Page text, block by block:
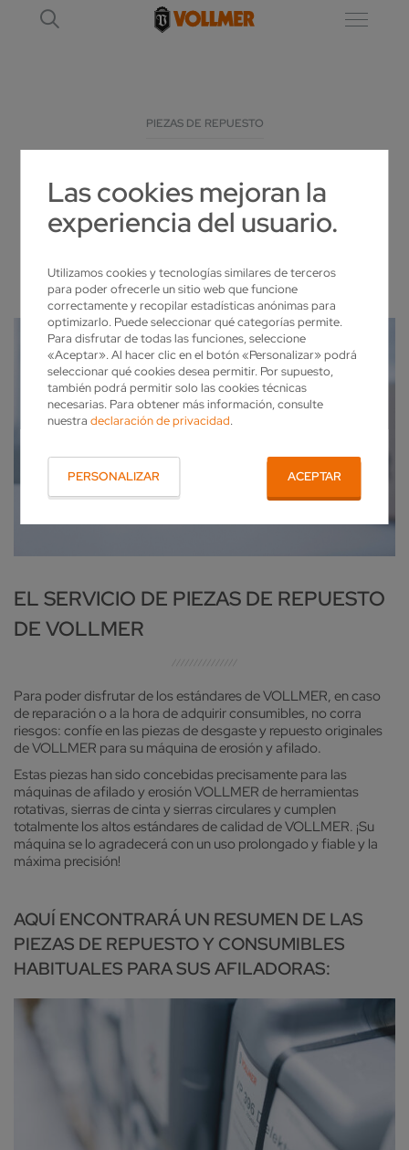
Las cookies mejoran la
experiencia del usuario.
Utilizamos cookies y tecnologías similares de terceros
para poder ofrecerle un sitio web que funcione
correctamente y recopilar estadísticas anónimas para
optimizarlo. Puede seleccionar qué categorías permite.
Para disfrutar de todas las funciones, seleccione
«Aceptar». Al hacer clic en el botón «Personalizar» podrá
seleccionar qué cookies desea permitir. Por supuesto,
también podrá permitir solo las cookies técnicas
necesarias. Para obtener más información, consulte
nuestradeclaración de privacidad.
PERSONALIZAR ACEPTAR
PIEZAS DE REPUESTO
PIEZAS DE REPUESTO PARA AFILADORAS
LO MEJOR CON VOLLMER
EL SERVICIO DE PIEZAS DE REPUESTO
DE VOLLMER
Para poder disfrutar de los estándares de VOLLMER, en caso
de reparación o a la hora de adquirir consumibles, no corra
riesgos: confíe en las piezas de desgaste y repuesto originales
de VOLLMER para su máquina de erosión y afilado.
Estas piezas han sido concebidas precisamente para las
máquinas de afilado y erosión VOLLMER de herramientas
rotativas, sierras de cinta y sierras circulares y cumplen
totalmente los altos estándares de calidad de VOLLMER. ¡Su
máquina se lo agradecerá con un uso prolongado y fiable y la
máxima precisión!
AQUÍ ENCONTRARÁ UN RESUMEN DE LAS
PIEZAS DE REPUESTO Y CONSUMIBLES
HABITUALES PARA SUS AFILADORAS: